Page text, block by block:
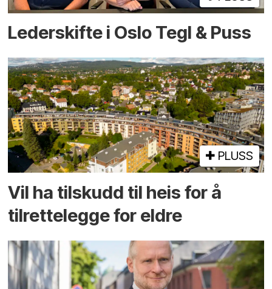
Lederskifte i Oslo Tegl & Puss
PLUSS
Vil ha tilskudd til heis for å
tilrettelegge for eldre